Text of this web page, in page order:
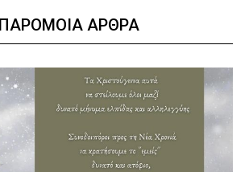
ΠΑΡΟΜΟΙΑ ΑΡΘΡΑ